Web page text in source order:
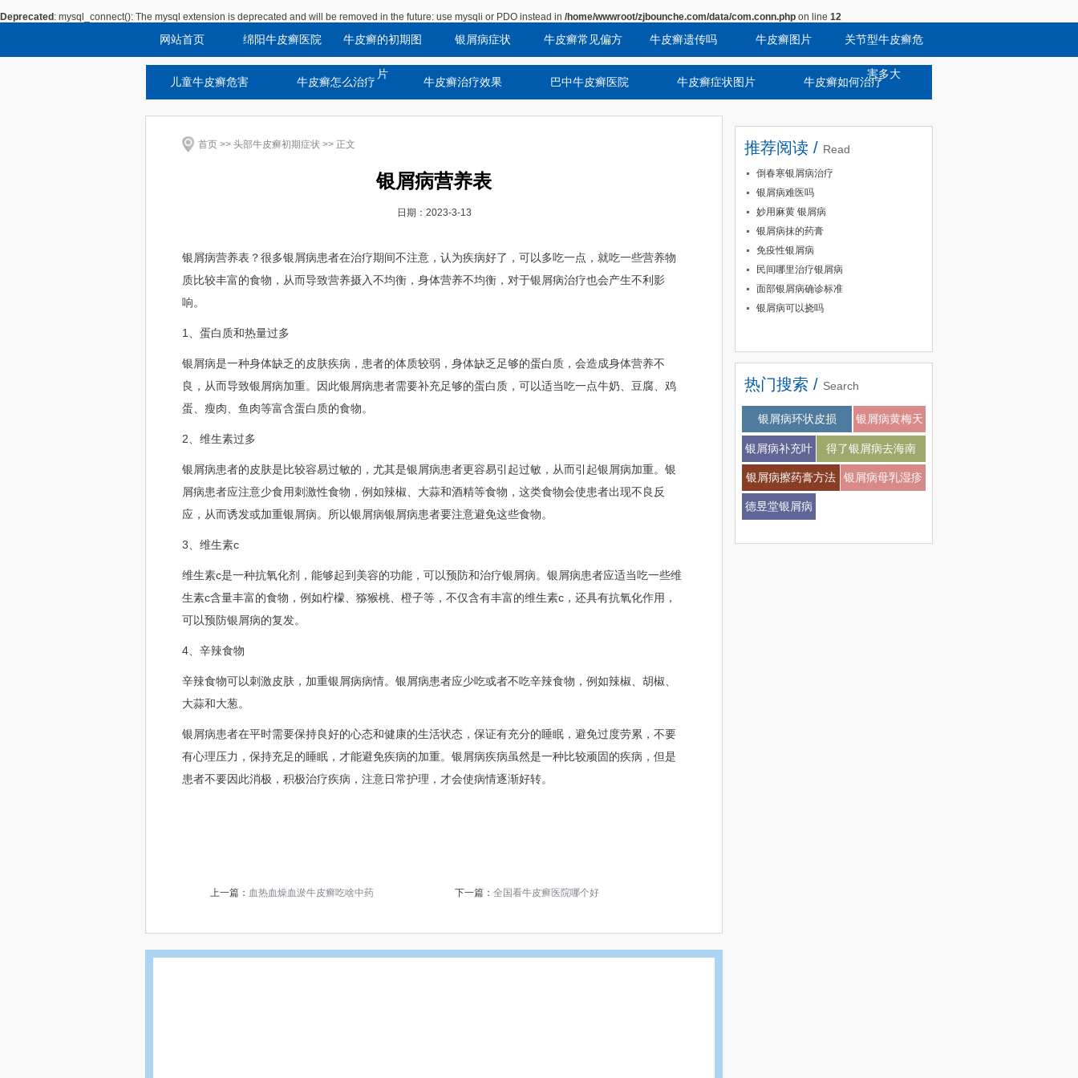
Deprecated : mysql_connect(): The mysql extension is deprecated and will be removed in the future: use mysqli or PDO instead in /home/wwwroot/zjbounche.com/data/com.conn.php on line 12
网站首页 绵阳牛皮癣医院 牛皮癣的初期图
片
银屑病症状 牛皮癣常见偏方 牛皮癣遗传吗 牛皮癣图片 关节型牛皮癣危
害多大
儿童牛皮癣危害 牛皮癣怎么治疗 牛皮癣治疗效果 巴中牛皮癣医院 牛皮癣症状图片 牛皮癣如何治疗
首页 >> 头部牛皮癣初期症状 >> 正文
银屑病营养表
日期：2023-3-13
银屑病营养表？很多银屑病患者在治疗期间不注意，认为疾病好了，可以多吃一点，就吃一些营养物
质比较丰富的食物，从而导致营养摄入不均衡，身体营养不均衡，对于银屑病治疗也会产生不利影
响。
1、蛋白质和热量过多
银屑病是一种身体缺乏的皮肤疾病，患者的体质较弱，身体缺乏足够的蛋白质，会造成身体营养不
良，从而导致银屑病加重。因此银屑病患者需要补充足够的蛋白质，可以适当吃一点牛奶、豆腐、鸡
蛋、瘦肉、鱼肉等富含蛋白质的食物。
2、维生素过多
银屑病患者的皮肤是比较容易过敏的，尤其是银屑病患者更容易引起过敏，从而引起银屑病加重。银
屑病患者应注意少食用刺激性食物，例如辣椒、大蒜和酒精等食物，这类食物会使患者出现不良反
应，从而诱发或加重银屑病。所以银屑病银屑病患者要注意避免这些食物。
3、维生素c
维生素c是一种抗氧化剂，能够起到美容的功能，可以预防和治疗银屑病。银屑病患者应适当吃一些维
生素c含量丰富的食物，例如柠檬、猕猴桃、橙子等，不仅含有丰富的维生素c，还具有抗氧化作用，
可以预防银屑病的复发。
4、辛辣食物
辛辣食物可以刺激皮肤，加重银屑病病情。银屑病患者应少吃或者不吃辛辣食物，例如辣椒、胡椒、
大蒜和大葱。
银屑病患者在平时需要保持良好的心态和健康的生活状态，保证有充分的睡眠，避免过度劳累，不要
有心理压力，保持充足的睡眠，才能避免疾病的加重。银屑病疾病虽然是一种比较顽固的疾病，但是
患者不要因此消极，积极治疗疾病，注意日常护理，才会使病情逐渐好转。
上一篇： 血热血燥血淤牛皮癣吃啥中药 下一篇： 全国看牛皮癣医院哪个好
推荐阅读 / Read
倒春寒银屑病治疗
银屑病难医吗
妙用麻黄 银屑病
银屑病抹的药膏
免疫性银屑病
民间哪里治疗银屑病
面部银屑病确诊标准
银屑病可以挠吗
热门搜索 / Search
银屑病会不会扩张
银屑病环状皮损 银屑病黄梅天
银屑病补充叶
酸
得了银屑病去海南
银屑病擦药膏方法 银屑病母乳湿疹
德昱堂银屑病